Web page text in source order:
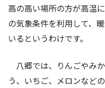
高の高い場所の方が高温
の気象条件を利用して、
いるというわけです。
八郷では、りんごやみ
う、いちご、メロンなど